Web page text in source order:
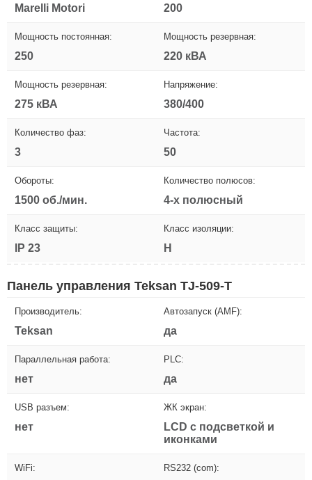
Marelli Motori 200
Мощность постоянная:
250
Мощность резервная:
220 кВА
Мощность резервная:
275 кВА
Напряжение:
380/400
Количество фаз:
3
Частота:
50
Обороты:
1500 об./мин.
Количество полюсов:
4-х полюсный
Класс защиты:
IP 23
Класс изоляции:
H
Панель управления Teksan TJ-509-T
Производитель:
Teksan
Автозапуск (AMF):
да
Параллельная работа:
нет
PLC:
да
USB разъем:
нет
ЖК экран:
LCD с подсветкой и
иконками
WiFi: RS232 (com):